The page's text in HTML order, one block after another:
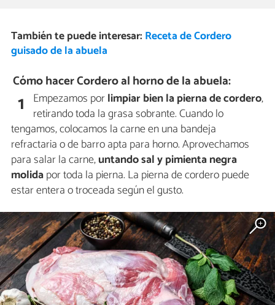
También te puede interesar: Receta de Cordero
guisado de la abuela
Cómo hacer Cordero al horno de la abuela:
1 Empezamos porlimpiar bien la pierna de cordero,
retirando toda la grasa sobrante. Cuando lo
tengamos, colocamos la carne en una bandeja
refractaria o de barro apta para horno. Aprovechamos
para salar la carne,untando sal y pimienta negra
molidapor toda la pierna. La pierna de cordero puede
estar entera o troceada según el gusto.